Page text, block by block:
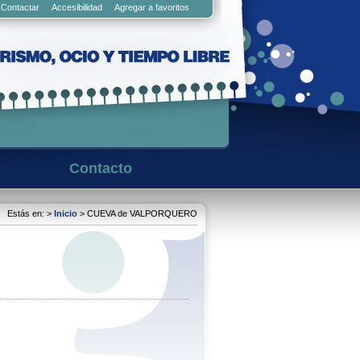
Contactar Accesibilidad Agregar a favoritos
Contacto
Estás en: > Inicio > CUEVA de VALPORQUERO